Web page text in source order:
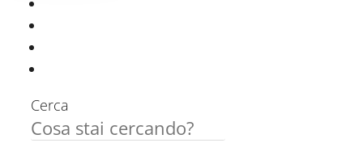
Cerca